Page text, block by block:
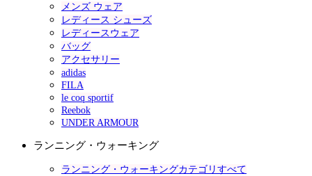
メンズ ウェア
レディース シューズ
レディースウェア
バッグ
アクセサリー
adidas
FILA
le coq sportif
Reebok
UNDER ARMOUR
ランニング・ウォーキング
ランニング・ウォーキングカテゴリすべて